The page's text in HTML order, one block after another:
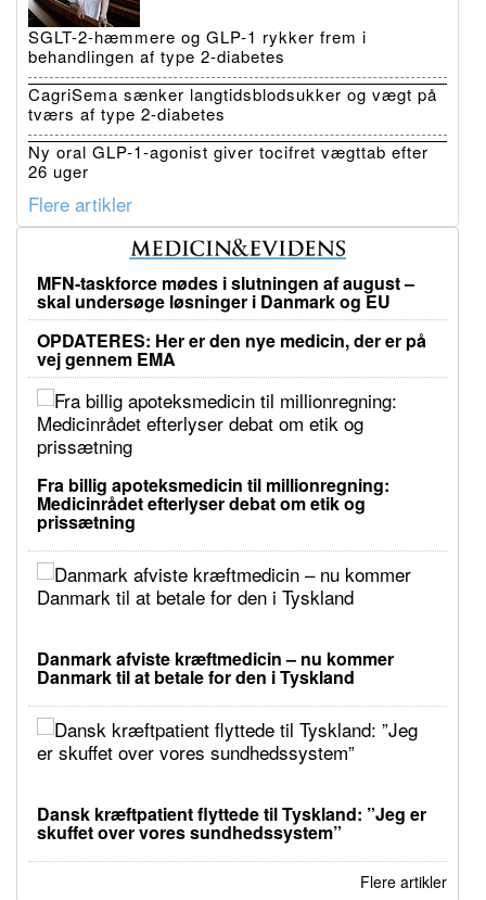
SGLT-2-hæmmere og GLP-1 rykker frem i
behandlingen af type 2-diabetes
CagriSema sænker langtidsblodsukker og vægt på
tværs af type 2-diabetes
Ny oral GLP-1-agonist giver tocifret vægttab efter
26 uger
Flere artikler
MFN-taskforce mødes i slutningen af august –
skal undersøge løsninger i Danmark og EU
OPDATERES: Her er den nye medicin, der er på
vej gennem EMA
Fra billig apoteksmedicin til millionregning:
Medicinrådet efterlyser debat om etik og
prissætning
Danmark afviste kræftmedicin – nu kommer
Danmark til at betale for den i Tyskland
Dansk kræftpatient flyttede til Tyskland: ”Jeg er
skuffet over vores sundhedssystem”
Flere artikler